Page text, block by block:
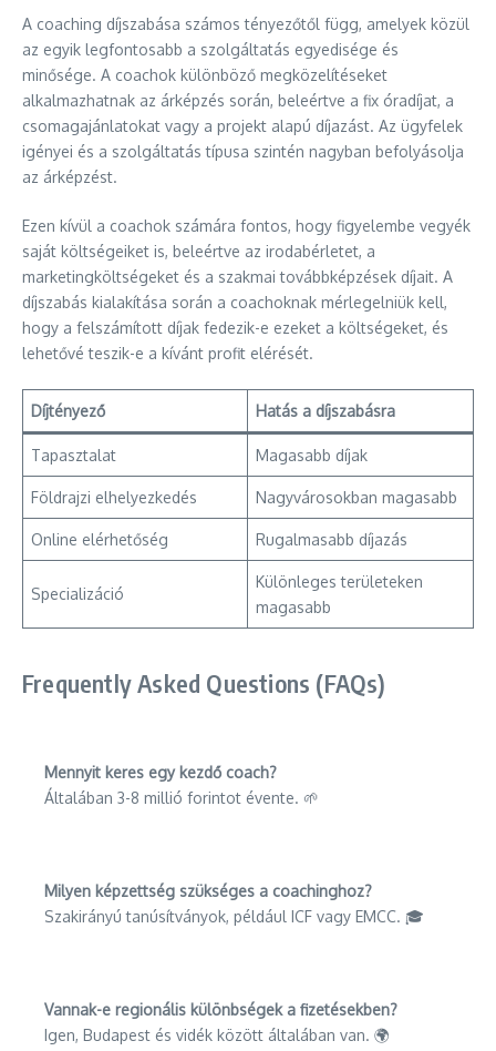
A coaching díjszabása számos tényezőtől függ, amelyek közül
az egyik legfontosabb a szolgáltatás egyedisége és
minősége. A coachok különböző megközelítéseket
alkalmazhatnak az árképzés során, beleértve a fix óradíjat, a
csomagajánlatokat vagy a projekt alapú díjazást. Az ügyfelek
igényei és a szolgáltatás típusa szintén nagyban befolyásolja
az árképzést.
Ezen kívül a coachok számára fontos, hogy figyelembe vegyék
saját költségeiket is, beleértve az irodabérletet, a
marketingköltségeket és a szakmai továbbképzések díjait. A
díjszabás kialakítása során a coachoknak mérlegelniük kell,
hogy a felszámított díjak fedezik-e ezeket a költségeket, és
lehetővé teszik-e a kívánt profit elérését.
Díjtényező Hatás a díjszabásra
Tapasztalat Magasabb díjak
Földrajzi elhelyezkedés Nagyvárosokban magasabb
Online elérhetőség Rugalmasabb díjazás
Specializáció
Különleges területeken
magasabb
Frequently Asked Questions (FAQs)
Mennyit keres egy kezdő coach?
Általában 3-8 millió forintot évente. 🌱
Milyen képzettség szükséges a coachinghoz?
Szakirányú tanúsítványok, például ICF vagy EMCC. 🎓
Vannak-e regionális különbségek a fizetésekben?
Igen, Budapest és vidék között általában van. 🌍